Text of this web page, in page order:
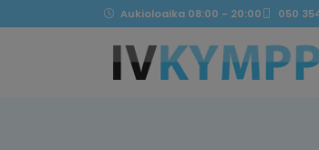
Aukioloaika 08:00 - 20:00 050